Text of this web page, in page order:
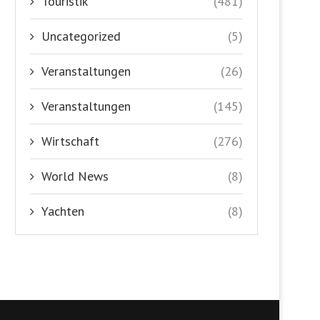
Uncategorized (5)
Veranstaltungen (26)
Veranstaltungen (145)
Wirtschaft (276)
World News (8)
Yachten (8)